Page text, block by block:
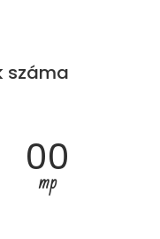
száma
00
mp